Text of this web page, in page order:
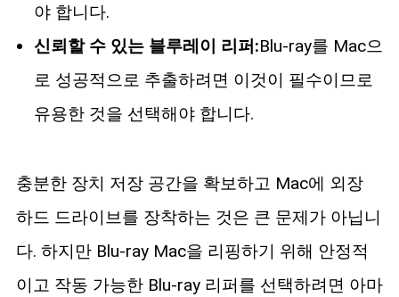
야 합니다.
신뢰할 수 있는 블루레이 리퍼:Blu-ray를 Mac으
로 성공적으로 추출하려면 이것이 필수이므로
유용한 것을 선택해야 합니다.
충분한 장치 저장 공간을 확보하고 Mac에 외장
하드 드라이브를 장착하는 것은 큰 문제가 아닙니
다. 하지만 Blu-ray Mac을 리핑하기 위해 안정적
이고 작동 가능한 Blu-ray 리퍼를 선택하려면 아마